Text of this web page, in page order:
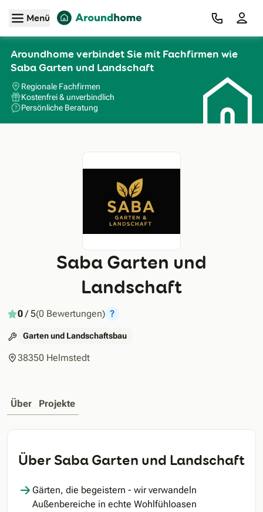
Zum Hauptinhalt
Menü
Aroundhome verbindet Sie mit Fachfirmen wie
Saba Garten und Landschaft
Regionale Fachfirmen
Kostenfrei & unverbindlich
Persönliche Beratung
Saba Garten und
Landschaft
0/ 5(0 Bewertungen) ?
Garten und Landschaftsbau
38350 Helmstedt
Über Projekte
Über Saba Garten und Landschaft
Gärten, die begeistern - wir verwandeln
Außenbereiche in echte Wohlfühloasen